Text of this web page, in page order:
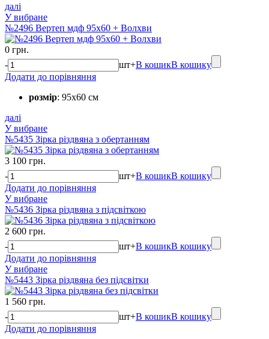
далі
У вибране
№2496 Вертеп мдф 95х60 + Волхви
0 грн.
-
шт+В кошикВ кошику
Додати до порівняння
розмір: 95х60 см
далі
У вибране
№5435 Зірка різдвяна з обертанням
3 100 грн.
-
шт+В кошикВ кошику
Додати до порівняння
У вибране
№5436 Зірка різдвяна з підсвіткою
2 600 грн.
-
шт+В кошикВ кошику
Додати до порівняння
У вибране
№5443 Зірка різдвяна без підсвітки
1 560 грн.
-
шт+В кошикВ кошику
Додати до порівняння